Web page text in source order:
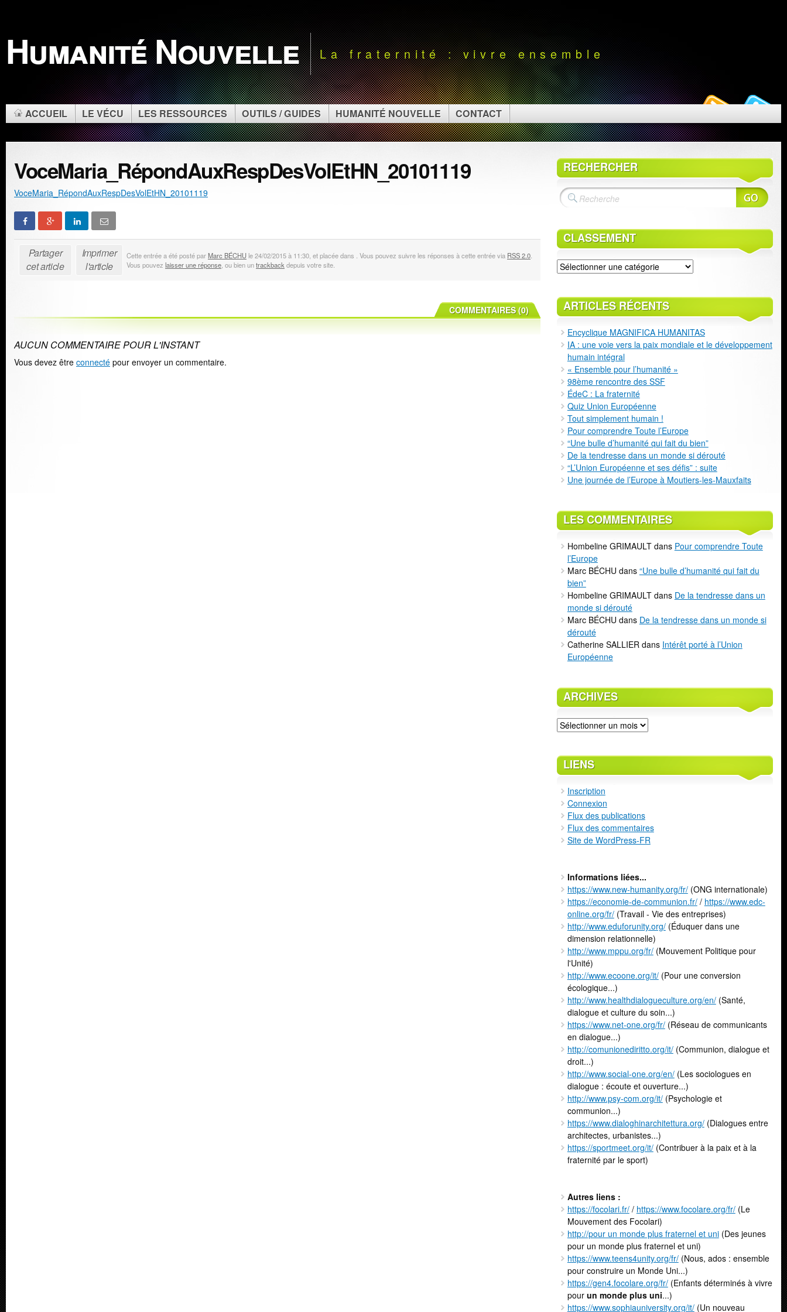
Humanité Nouvelle La fraternité : vivre ensemble
ACCUEIL LE VÉCU LES RESSOURCES OUTILS / GUIDES HUMANITÉ NOUVELLE CONTACT
VoceMaria_RépondAuxRespDesVolEtHN_20101119
VoceMaria_RépondAuxRespDesVolEtHN_20101119
Partager
cet article
Imprimer
l'article
Cette entrée a été posté parMarc BÉCHU le 24/02/2015 à 11:30, et placée dans . Vous pouvez suivre les réponses à cette entrée via RSS 2.0.
Vous pouvez laisser une réponse, ou bien untrackbackdepuis votre site.
COMMENTAIRES (0)
AUCUN COMMENTAIRE POUR L'INSTANT
Vous devez être connecté pour envoyer un commentaire.
RECHERCHER
CLASSEMENT
Classement
ARTICLES RÉCENTS
Encyclique MAGNIFICA HUMANITAS
IA : une voie vers la paix mondiale et le développement
humain intégral
« Ensemble pour l’humanité »
98ème rencontre des SSF
ÉdeC : La fraternité
Quiz Union Européenne
Tout simplement humain !
Pour comprendre Toute l’Europe
“Une bulle d’humanité qui fait du bien”
De la tendresse dans un monde si dérouté
“L’Union Européenne et ses défis” : suite
Une journée de l’Europe à Moutiers-les-Mauxfaits
LES COMMENTAIRES
Hombeline GRIMAULTdans Pour comprendre Toute
l’Europe
Marc BÉCHU dans “Une bulle d’humanité qui fait du
bien”
Hombeline GRIMAULTdans De la tendresse dans un
monde si dérouté
Marc BÉCHU dans De la tendresse dans un monde si
dérouté
Catherine SALLIER dans Intérêt porté à l’Union
Européenne
ARCHIVES
Archives
LIENS
Inscription
Connexion
Flux des publications
Flux des commentaires
Site de WordPress-FR
Informations liées...
https://www.new-humanity.org/fr/(ONG internationale)
https://economie-de-communion.fr// https://www.edc-
online.org/fr/(Travail - Vie des entreprises)
http://www.eduforunity.org/(Éduquer dans une
dimension relationnelle)
http://www.mppu.org/fr/(Mouvement Politique pour
l'Unité)
http://www.ecoone.org/it/(Pour une conversion
écologique...)
http://www.healthdialogueculture.org/en/(Santé,
dialogue et culture du soin...)
https://www.net-one.org/fr/(Réseau de communicants
en dialogue...)
http://comunionediritto.org/it/(Communion, dialogue et
droit...)
http://www.social-one.org/en/(Les sociologues en
dialogue : écoute et ouverture...)
http://www.psy-com.org/it/(Psychologie et
communion...)
https://www.dialoghinarchitettura.org/(Dialogues entre
architectes, urbanistes...)
https://sportmeet.org/it/(Contribuer à la paix et à la
fraternité par le sport)
Autres liens :
https://focolari.fr// https://www.focolare.org/fr/(Le
Mouvement des Focolari)
http://pour un monde plus fraternel et uni(Des jeunes
pour un monde plus fraternel et uni)
https://www.teens4unity.org/fr/(Nous, ados : ensemble
pour construire un Monde Uni...)
https://gen4.focolare.org/fr/(Enfants déterminés à vivre
pour un monde plus uni...)
https://www.sophiauniversity.org/it/(Un nouveau